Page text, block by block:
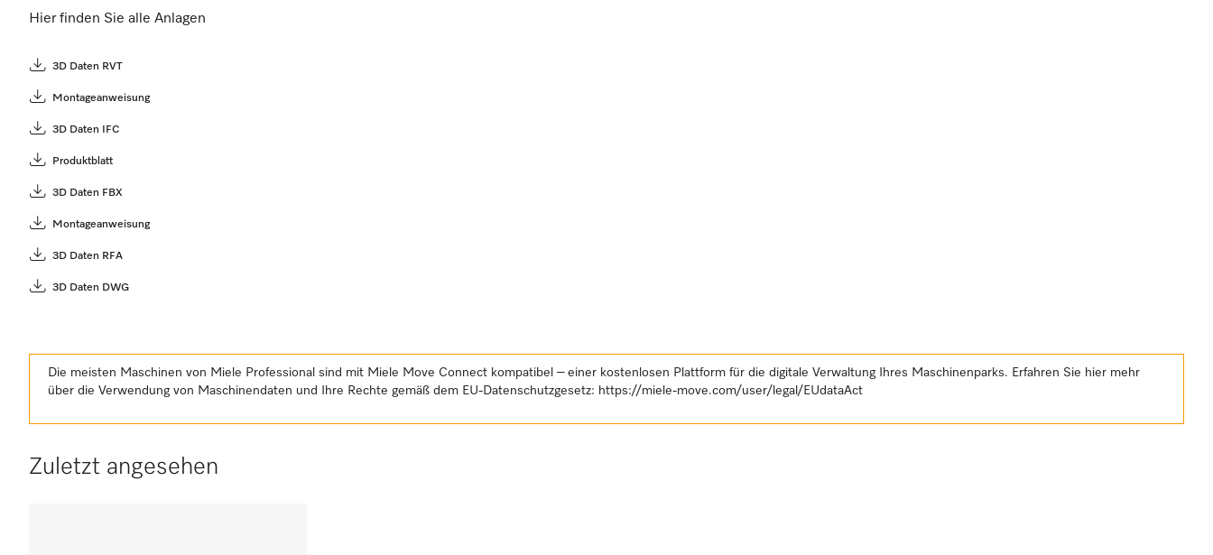
Hier finden Sie alle Anlagen
3D Daten RVT
Montageanweisung
3D Daten IFC
Produktblatt
3D Daten FBX
Montageanweisung
3D Daten RFA
3D Daten DWG
Die meisten Maschinen von Miele Professional sind mit Miele Move Connect kompatibel – einer kostenlosen Plattform für die digitale Verwaltung Ihres Maschinenparks. Erfahren Sie hier mehr
über die Verwendung von Maschinendaten und Ihre Rechte gemäß dem EU-Datenschutzgesetz: https://miele-move.com/user/legal/EUdataAct
Zuletzt angesehen